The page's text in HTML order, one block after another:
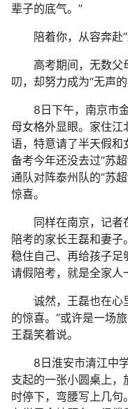
辈子的底气。”
陪着你，从容奔赴“
高考期间，无数父
叨，却努力成为“无声的
8日下午，南京市金
母女格外显眼。家住
语，特意请了半天假和
备考今年还没去过“苏
通队对阵泰州队的“苏
惊喜。
同样在南京，记者
陪考的家长王磊和妻
稳住自己、再给孩子足
请假陪考，就是全家人
诚然，王磊也在心
的惊喜。“或许是一场
王磊笑着说。
8日淮安市清江中学
支起的一张小圆桌上
时停下，弯腰写上几句